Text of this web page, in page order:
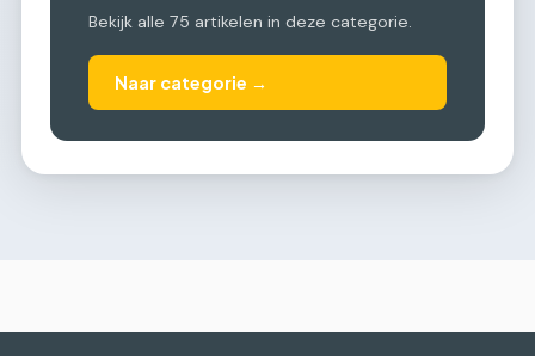
Bekijk alle 75 artikelen in deze categorie.
Naar categorie →